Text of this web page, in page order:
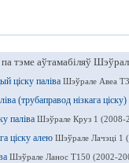
тэме аўтамабіляў
ціску паліва Шэўрале Авеа
(трубаправод нізкага ціску)
паліва Шэўрале Круз 1 (2008-
ціску алею Шэўрале Лачэці 1
Шэўрале Ланос Т150 (2002-